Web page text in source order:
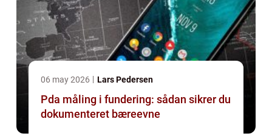
06 may 2026 Lars Pedersen
Pda måling i fundering: sådan sikrer du
dokumenteret bæreevne